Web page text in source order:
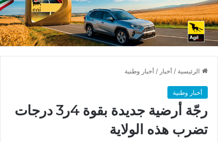
الرئيسية / أخبار / أخبار وطنية
أخبار وطنية
رجّة أرضية جديدة بقوة 4ر3 درجات
تضرب هذه الولاية